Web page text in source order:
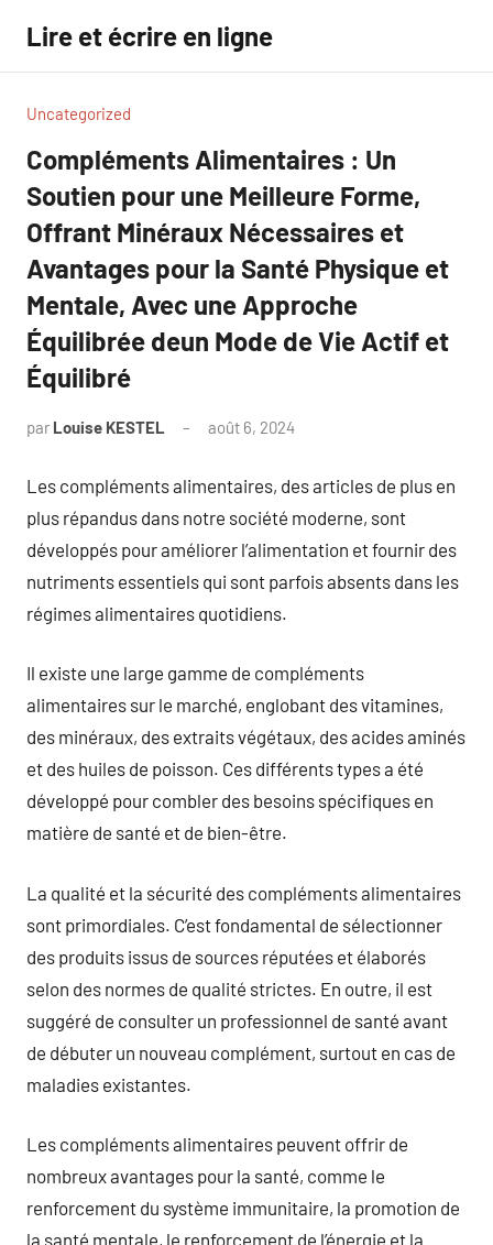
contenu
Lire et écrire en ligne
Uncategorized
Compléments Alimentaires : Un
Soutien pour une Meilleure Forme,
Offrant Minéraux Nécessaires et
Avantages pour la Santé Physique et
Mentale, Avec une Approche
Équilibrée deun Mode de Vie Actif et
Équilibré
par Louise KESTEL août 6, 2024
Les compléments alimentaires, des articles de plus en
plus répandus dans notre société moderne, sont
développés pour améliorer l’alimentation et fournir des
nutriments essentiels qui sont parfois absents dans les
régimes alimentaires quotidiens.
Il existe une large gamme de compléments
alimentaires sur le marché, englobant des vitamines,
des minéraux, des extraits végétaux, des acides aminés
et des huiles de poisson. Ces différents types a été
développé pour combler des besoins spécifiques en
matière de santé et de bien-être.
La qualité et la sécurité des compléments alimentaires
sont primordiales. C’est fondamental de sélectionner
des produits issus de sources réputées et élaborés
selon des normes de qualité strictes. En outre, il est
suggéré de consulter un professionnel de santé avant
de débuter un nouveau complément, surtout en cas de
maladies existantes.
Les compléments alimentaires peuvent offrir de
nombreux avantages pour la santé, comme le
renforcement du système immunitaire, la promotion de
la santé mentale, le renforcement de l’énergie et la